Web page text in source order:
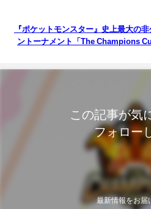
『ポケットモンスター』史上最大の
ントーナメント「The Champions
この記事が気
フォロー
最新情報をお届